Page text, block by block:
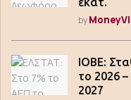
by
ΙΟΒΕ:
το 2026
2027